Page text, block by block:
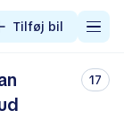
Tilføj bil
17